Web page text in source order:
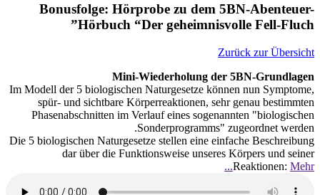
Bonusfolge: Hörprobe zu dem 5BN-Abenteuer-
Hörbuch “Der geheimnisvolle Fell-Fluch”
Zurück zur Übersicht
Mini-Wiederholung der 5BN-Grundlagen
Im Modell der 5 biologischen Naturgesetze können nun Symptome,
spür- und sichtbare Körperreaktionen, sehr genau bestimmten
Phasenabschnitten im Verlauf eines sogenannten "biologischen
Sonderprogramms" zugeordnet werden.
Die 5 biologischen Naturgesetze stellen eine einfache Beschreibung
dar über die Funktionsweise unseres Körpers und seiner
Reaktionen: Mehr...